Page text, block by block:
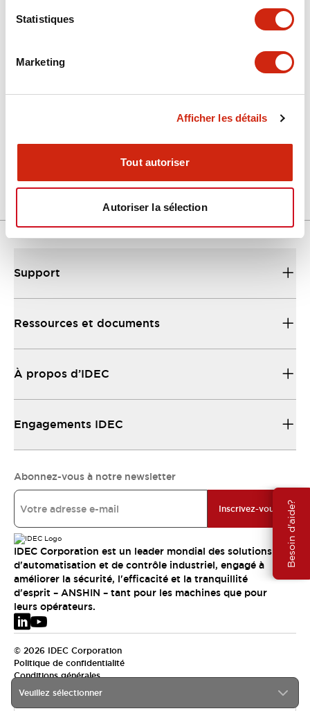
Statistiques
Marketing
Afficher les détails
Tout autoriser
Autoriser la sélection
Besoin d'aide?
Veuillez sélectionner
Support
Ressources et documents
À propos d’IDEC
Engagements IDEC
Abonnez-vous à notre newsletter
Inscrivez-vous
IDEC Corporation est un leader mondial des solutions
d'automatisation et de contrôle industriel, engagé à
améliorer la sécurité, l'efficacité et la tranquillité
d'esprit – ANSHIN – tant pour les machines que pour
leurs opérateurs.
© 2026 IDEC Corporation
Politique de confidentialité
Conditions générales
EMEA